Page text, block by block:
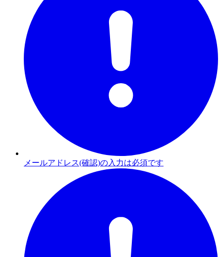
メールアドレス(確認)の入力は必須です